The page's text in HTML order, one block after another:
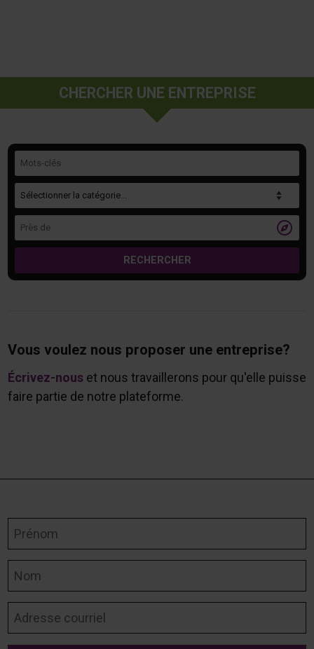
CHERCHER UNE ENTREPRISE

RECHERCHER
Vous voulez nous proposer une entreprise?
Écrivez-nouset nous travaillerons pour qu'elle puisse
faire partie de notre plateforme.